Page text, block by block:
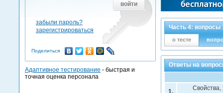
Часть 4: вопросы
о тесте
Ответы на
1.
войти
забыли пароль?
зарегистрироваться
Поделиться
Адаптивное тестирование - быстрая и
точная оценка персонала